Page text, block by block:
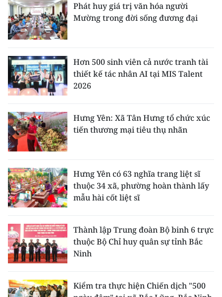
Phát huy giá trị văn hóa người
Mường trong đời sống đương đại
Hơn 500 sinh viên cả nước tranh tài
thiết kế tác nhân AI tại MIS Talent
2026
Hưng Yên: Xã Tân Hưng tổ chức xúc
tiến thương mại tiêu thụ nhãn
Hưng Yên có 63 nghĩa trang liệt sĩ
thuộc 34 xã, phường hoàn thành lấy
mẫu hài cốt liệt sĩ
Thành lập Trung đoàn Bộ binh 6 trực
thuộc Bộ Chỉ huy quân sự tỉnh Bắc
Ninh
Kiểm tra thực hiện Chiến dịch "500